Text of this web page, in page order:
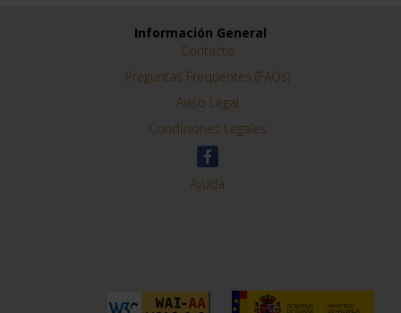
Información General
Contacto
Preguntas Frequentes (FAQs)
Aviso Legal
Condiciones Legales
Ayuda